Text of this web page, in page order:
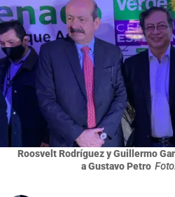
Roosvelt Rodríguez y Guillermo
a Gustavo Petro